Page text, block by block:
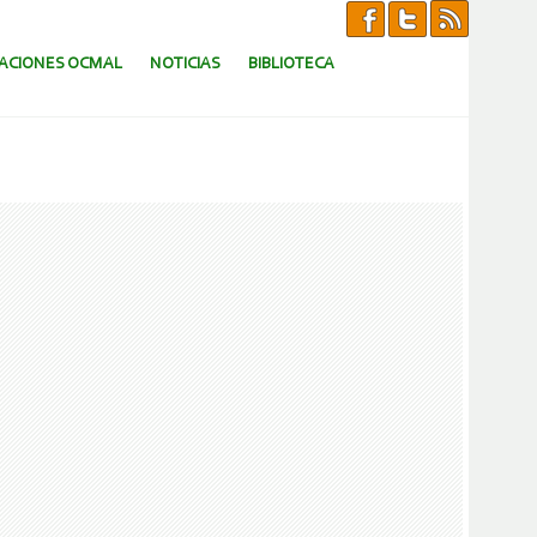
OCMAL NOTICIAS BIBLIOTECA